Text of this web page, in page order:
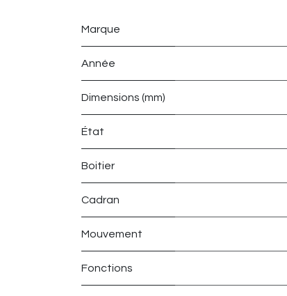
Marque
Année
Dimensions (mm)
État
Boitier
Cadran
Mouvement
Fonctions